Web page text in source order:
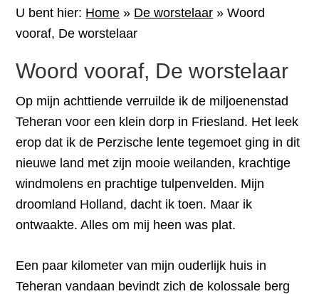
U bent hier: Home » De worstelaar » Woord
vooraf, De worstelaar
Woord vooraf, De worstelaar
Op mijn achttiende verruilde ik de miljoenenstad
Teheran voor een klein dorp in Friesland. Het leek
erop dat ik de Perzische lente tegemoet ging in dit
nieuwe land met zijn mooie weilanden, krachtige
windmolens en prachtige tulpenvelden. Mijn
droomland Holland, dacht ik toen. Maar ik
ontwaakte. Alles om mij heen was plat.
Een paar kilometer van mijn ouderlijk huis in
Teheran vandaan bevindt zich de kolossale berg